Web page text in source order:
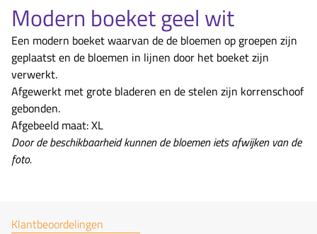
Modern boeket geel wit
Een modern boeket waarvan de de bloemen op groepen zijn
geplaatst en de bloemen in lijnen door het boeket zijn
verwerkt.
Afgewerkt met grote bladeren en de stelen zijn korrenschoof
gebonden.
Afgebeeld maat: XL
Door de beschikbaarheid kunnen de bloemen iets afwijken van de
foto.
Klantbeoordelingen